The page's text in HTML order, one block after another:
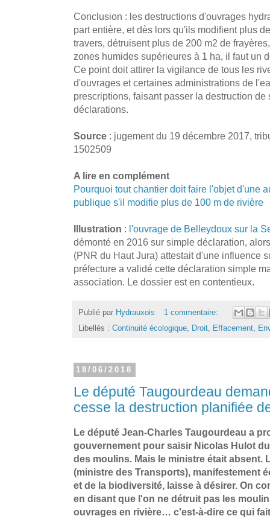
Conclusion : les destructions d'ouvrages
part entière, et dès lors qu'ils modifient plus
travers, détruisent plus de 200 m2 de
zones humides supérieures à 1 ha, il faut un
Ce point doit attirer la vigilance de tous les
d'ouvrages et certaines administrations de
prescriptions, faisant passer la destruction
déclarations.
Source : jugement du 19 décembre 2017,
1502509
A lire en complément
Pourquoi tout chantier doit faire l'objet d'une
publique s'il modifie plus de 100 m de rivière
Illustration : l'ouvrage de Belleydoux sur la
démonté en 2016 sur simple déclaration,
(PNR du Haut Jura) attestait d'une influence
préfecture a validé cette déclaration simple
association. Le dossier est en contentieux.
Publié par Hydrauxois
1 commentaire:
Libellés : Continuité écologique, Droit, Effacement,
18/06/2018
Le député Taugourdeau
cesse la destruction planifiée
Le député Jean-Charles Taugourdeau a
gouvernement pour saisir Nicolas Hulot
des moulins. Mais le ministre était absent.
(ministre des Transports), manifestement
et de la biodiversité, laisse à désirer. On
en disant que l'on ne détruit pas les
ouvrages en rivière… c'est-à-dire ce qui